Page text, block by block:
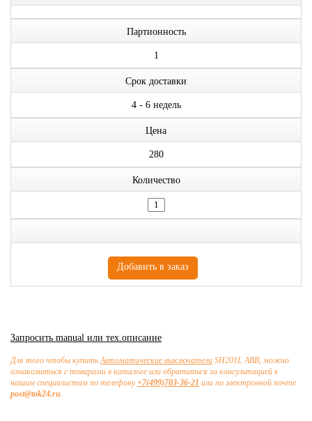
Партионность
1
Срок доставки
4 - 6 недель
Цена
280
Количество
Запросить manual или тех.описание
Для того чтобы купитьАвтоматические выключатели SH201L ABB, можно
ознакомиться с товарами в каталоге или обратиться за консультацией к
нашим специалистам по телефону+7(499)703-36-21 или по электронной почте
post@tok24.ru.